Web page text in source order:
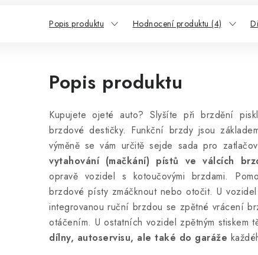
Popis produktu Hodnocení produktu (4)
Popis produktu
Kupujete ojeté auto? Slyšíte při brzdění
brzdové destičky. Funkční brzdy jsou
výměně se vám určitě sejde sada pro
vytahování (mačkání) pístů ve válcích
opravě vozidel s kotoučovými brzdami.
brzdové písty zmáčknout nebo otočit. U
integrovanou ruční brzdou se zpětné vrácení
otáčením. U ostatních vozidel zpětným stiskem
dílny, autoservisu, ale také do garáže